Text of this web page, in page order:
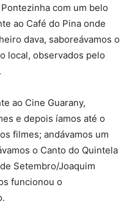
com um belo
ao Café do Pina onde
dava, saboreávamos o
local, observados pelo
ao Cine Guarany,
e depois íamos até o
filmes; andávamos um
o Canto do Quintela
Setembro/Joaquim
funcionou o